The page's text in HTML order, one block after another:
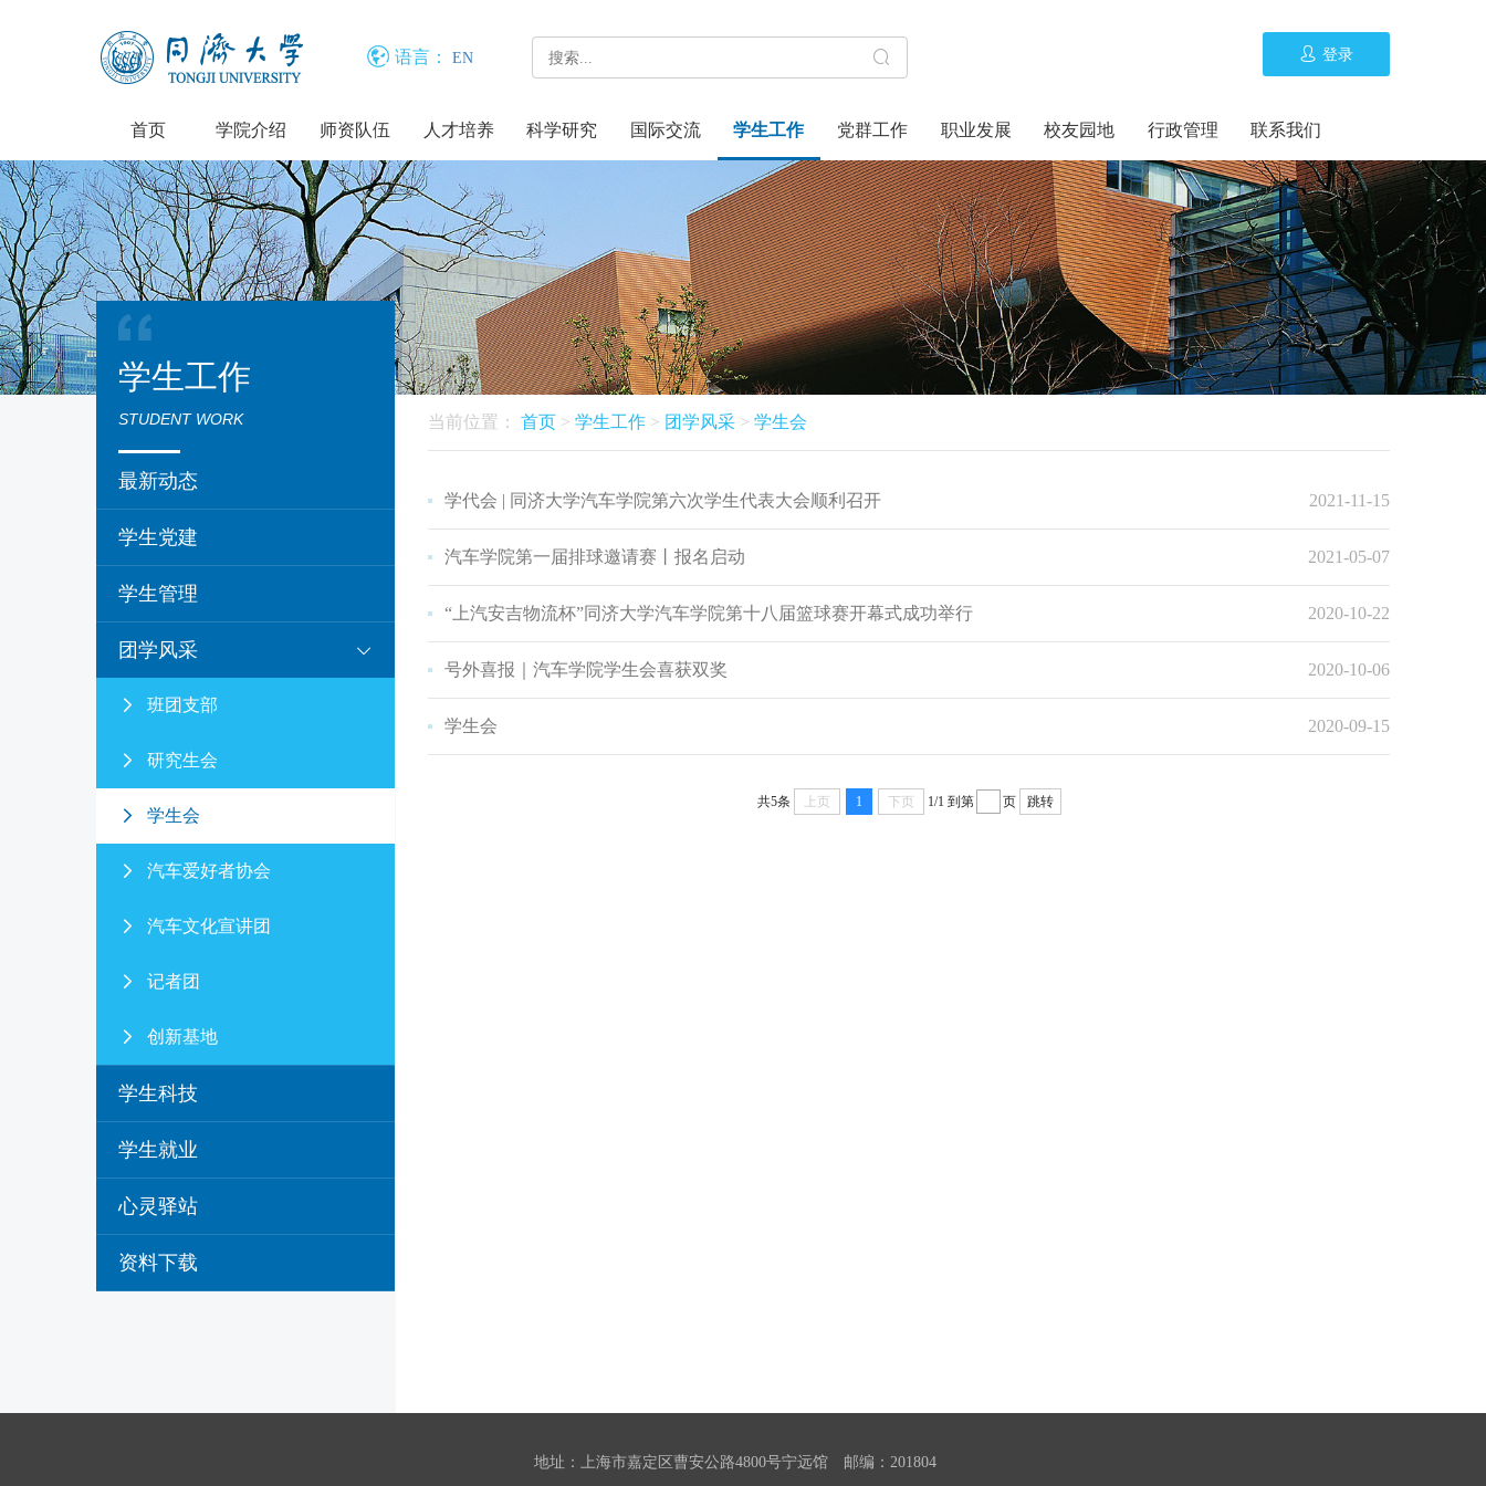
语言： EN 登录
首页 学院介绍 师资队伍 人才培养 科学研究 国际交流 学生工作 党群工作 职业发展 校友园地 行政管理 联系我们
学生工作
STUDENT WORK
最新动态
学生党建
学生管理
团学风采
班团支部
研究生会
学生会
汽车爱好者协会
汽车文化宣讲团
记者团
创新基地
学生科技
学生就业
心灵驿站
资料下载
当前位置： 首页 > 学生工作 > 团学风采 > 学生会
2021-11-15
学代会 | 同济大学汽车学院第六次学生代表大会顺利召开
2021-05-07
汽车学院第一届排球邀请赛丨报名启动
2020-10-22
“上汽安吉物流杯”同济大学汽车学院第十八届篮球赛开幕式成功举行
2020-10-06
号外喜报｜汽车学院学生会喜获双奖
2020-09-15
学生会
共5条 上页 1 下页 1/1 到第 页 跳转
地址：上海市嘉定区曹安公路4800号宁远馆 邮编：201804